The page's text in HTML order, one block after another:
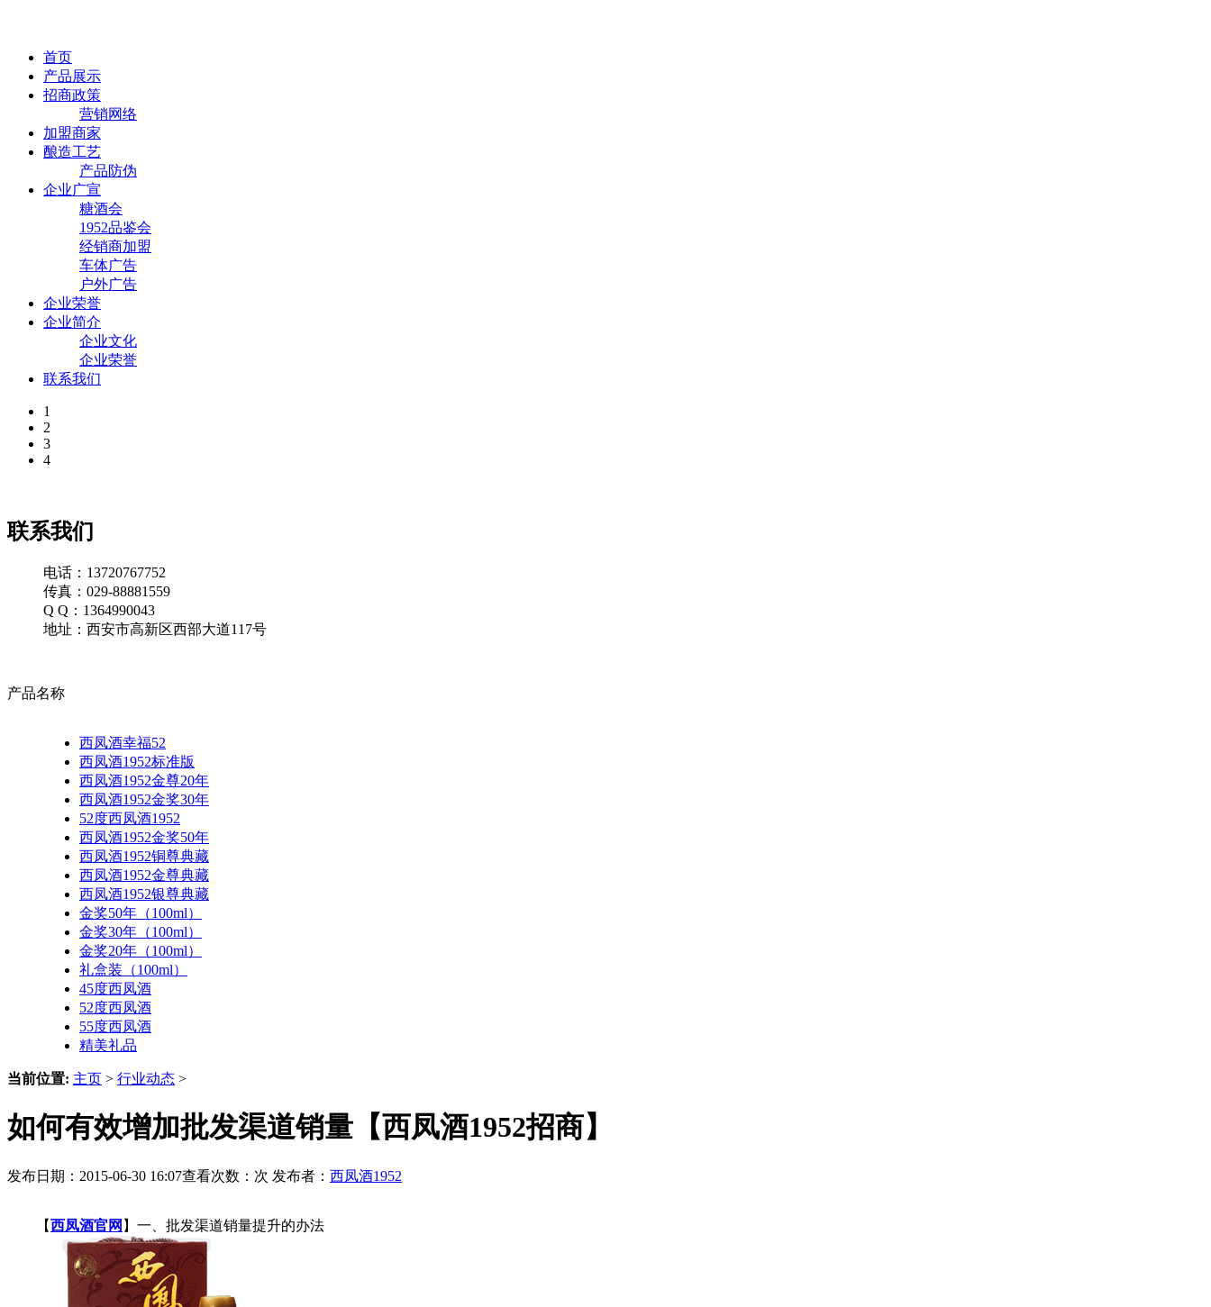
首页
产品展示
招商政策
营销网络
加盟商家
酿造工艺
产品防伪
企业广宣
糖酒会
1952品鉴会
经销商加盟
车体广告
户外广告
企业荣誉
企业简介
企业文化
企业荣誉
联系我们
1
2
3
4
联系我们
电话：13720767752
传真：029-88881559
Q Q：1364990043
地址：西安市高新区西部大道117号
产品名称
西凤酒幸福52
西凤酒1952标准版
西凤酒1952金尊20年
西凤酒1952金奖30年
52度西凤酒1952
西凤酒1952金奖50年
西凤酒1952铜尊典藏
西凤酒1952金尊典藏
西凤酒1952银尊典藏
金奖50年（100ml）
金奖30年（100ml）
金奖20年（100ml）
礼盒装（100ml）
45度西凤酒
52度西凤酒
55度西凤酒
精美礼品
当前位置: 主页 > 行业动态 >
如何有效增加批发渠道销量【西凤酒1952招商】
发布日期：2015-06-30 16:07查看次数： 次 发布者： 西凤酒1952
【西凤酒官网 】一、批发渠道销量提升的办法